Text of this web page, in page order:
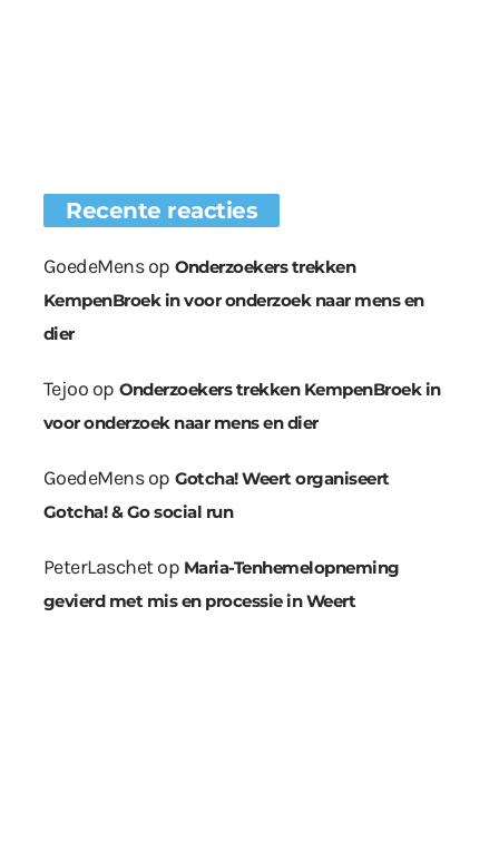
Recente reacties
GoedeMensop Onderzoekers trekken
KempenBroek in voor onderzoek naar mens en
dier
Tejoo op Onderzoekers trekken KempenBroek in
voor onderzoek naar mens en dier
GoedeMensop Gotcha! Weert organiseert
Gotcha! & Go social run
PeterLaschetop Maria-Tenhemelopneming
gevierd met mis en processie in Weert